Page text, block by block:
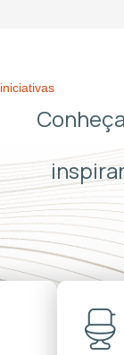
iniciativas